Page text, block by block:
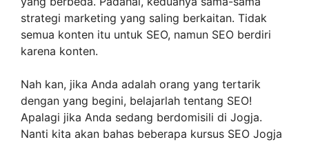
strategi marketing yang saling berkaitan. Tidak
semua konten itu untuk SEO, namun SEO berdiri
karena konten.
Nah kan, jika Anda adalah orang yang tertarik
dengan yang begini, belajarlah tentang SEO!
Apalagi jika Anda sedang berdomisili di Jogja.
Nanti kita akan bahas beberapa kursus SEO Jogja